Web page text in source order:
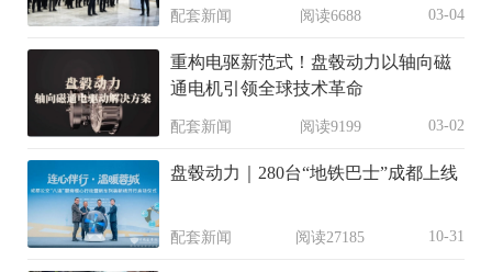
配套新闻 阅读6688 03-04
重构电驱新范式！盘毂动力以轴向磁
通电机引领全球技术革命
配套新闻 阅读9199 03-02
盘毂动力｜280台“地铁巴士”成都上线
配套新闻 阅读27185 10-31